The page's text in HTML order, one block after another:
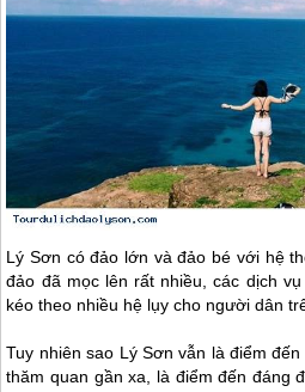
Lý Sơn có đảo lớn và đảo bé với hệ
đảo đã mọc lên rất nhiều, các dịch
kéo theo nhiều hệ lụy cho người dân
Tuy nhiên sao Lý Sơn vẫn là điểm
thăm quan gần xa, là điểm đến đáng